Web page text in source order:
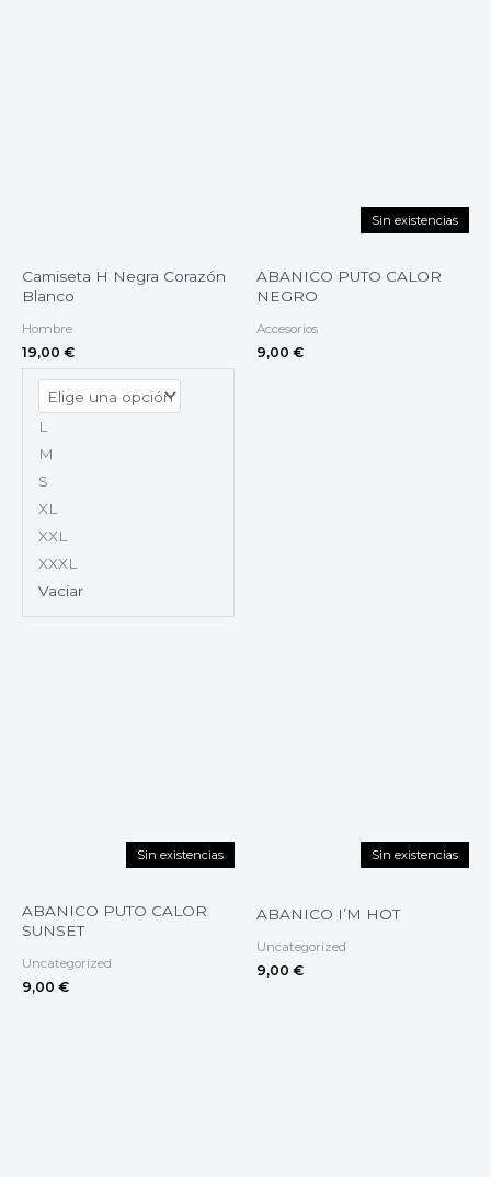
Camiseta H Negra Corazón
Blanco
Hombre
19,00 €
L
M
S
XL
XXL
XXXL
Vaciar
Sin existencias
ABANICO PUTO CALOR
NEGRO
Accesorios
9,00 €
Sin existencias
ABANICO PUTO CALOR
SUNSET
Uncategorized
9,00 €
Sin existencias
ABANICO I’M HOT
Uncategorized
9,00 €